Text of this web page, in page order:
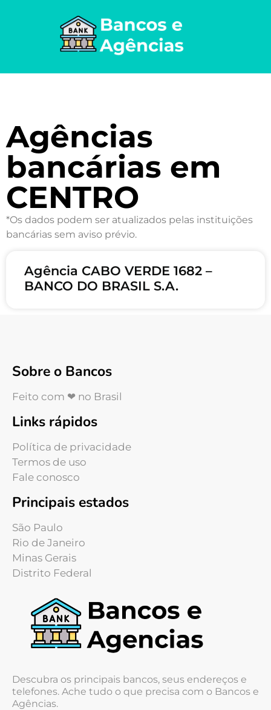
Agências
bancárias em
CENTRO
*Os dados podem ser atualizados pelas instituições
bancárias sem aviso prévio.
Agência CABO VERDE 1682 –
BANCO DO BRASIL S.A.
Sobre o Bancos
Feito com ❤ no Brasil
Links rápidos
Política de privacidade
Termos de uso
Fale conosco
Principais estados
São Paulo
Rio de Janeiro
Minas Gerais
Distrito Federal
Descubra os principais bancos, seus endereços e
telefones. Ache tudo o que precisa com o Bancos e
Agências.